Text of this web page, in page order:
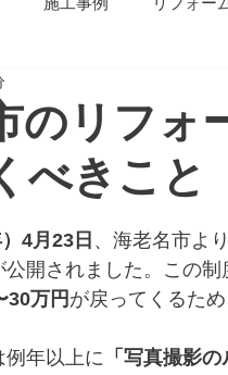
のリフォ
べきこと
4月23日 、海老名市よ
開されました。この
30万円が戻ってくるた
例年以上に 「写真撮影